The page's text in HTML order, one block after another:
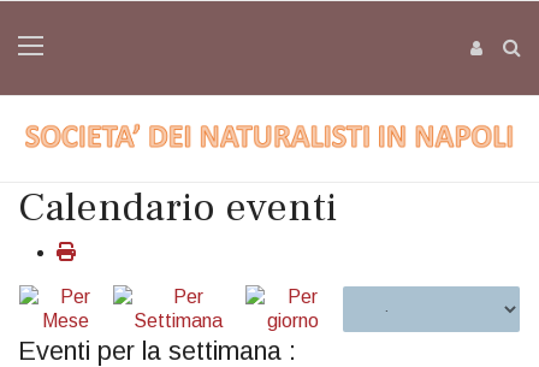
Calendario eventi
Eventi per la settimana :